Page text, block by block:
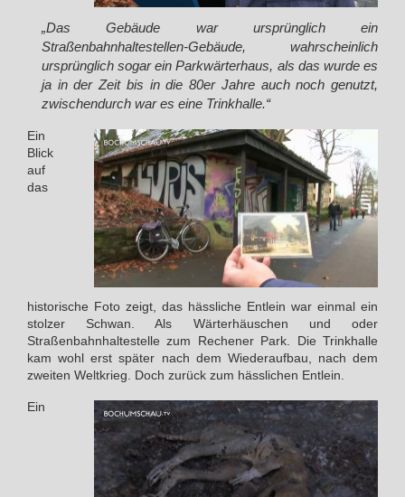
„Das Gebäude war ursprünglich ein
Straßenbahnhaltestellen-Gebäude, wahrscheinlich
ursprünglich sogar ein Parkwärterhaus, als das wurde es
ja in der Zeit bis in die 80er Jahre auch noch genutzt,
zwischendurch war es eine Trinkhalle.“
Ein
Blick
auf
das
historische Foto zeigt, das hässliche Entlein war einmal ein
stolzer Schwan. Als Wärterhäuschen und oder
Straßenbahnhaltestelle zum Rechener Park. Die Trinkhalle
kam wohl erst später nach dem Wiederaufbau, nach dem
zweiten Weltkrieg. Doch zurück zum hässlichen Entlein.
Ein